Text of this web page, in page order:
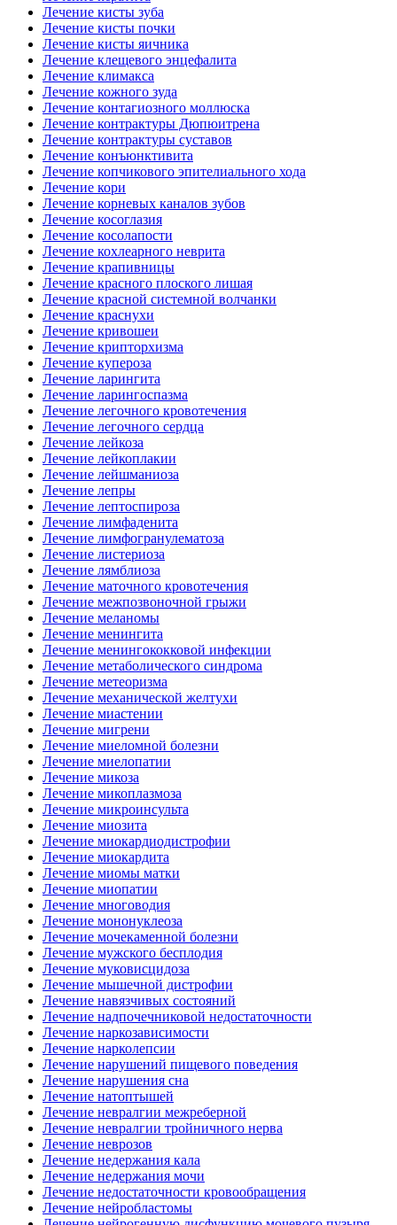
Лечение кисты зуба
Лечение кисты почки
Лечение кисты яичника
Лечение клещевого энцефалита
Лечение климакса
Лечение кожного зуда
Лечение контагиозного моллюска
Лечение контрактуры Дюпюитрена
Лечение контрактуры суставов
Лечение конъюнктивита
Лечение копчикового эпителиального хода
Лечение кори
Лечение корневых каналов зубов
Лечение косоглазия
Лечение косолапости
Лечение кохлеарного неврита
Лечение крапивницы
Лечение красного плоского лишая
Лечение красной системной волчанки
Лечение краснухи
Лечение кривошеи
Лечение крипторхизма
Лечение купероза
Лечение ларингита
Лечение ларингоспазма
Лечение легочного кровотечения
Лечение легочного сердца
Лечение лейкоза
Лечение лейкоплакии
Лечение лейшманиоза
Лечение лепры
Лечение лептоспироза
Лечение лимфаденита
Лечение лимфогранулематоза
Лечение листериоза
Лечение лямблиоза
Лечение маточного кровотечения
Лечение межпозвоночной грыжи
Лечение меланомы
Лечение менингита
Лечение менингококковой инфекции
Лечение метаболического синдрома
Лечение метеоризма
Лечение механической желтухи
Лечение миастении
Лечение мигрени
Лечение миеломной болезни
Лечение миелопатии
Лечение микоза
Лечение микоплазмоза
Лечение микроинсульта
Лечение миозита
Лечение миокардиодистрофии
Лечение миокардита
Лечение миомы матки
Лечение миопатии
Лечение многоводия
Лечение мононуклеоза
Лечение мочекаменной болезни
Лечение мужского бесплодия
Лечение муковисцидоза
Лечение мышечной дистрофии
Лечение навязчивых состояний
Лечение надпочечниковой недостаточности
Лечение наркозависимости
Лечение нарколепсии
Лечение нарушений пищевого поведения
Лечение нарушения сна
Лечение натоптышей
Лечение невралгии межреберной
Лечение невралгии тройничного нерва
Лечение неврозов
Лечение недержания кала
Лечение недержания мочи
Лечение недостаточности кровообращения
Лечение нейробластомы